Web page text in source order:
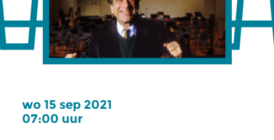
wo 15 sep 2021
07:00 uur